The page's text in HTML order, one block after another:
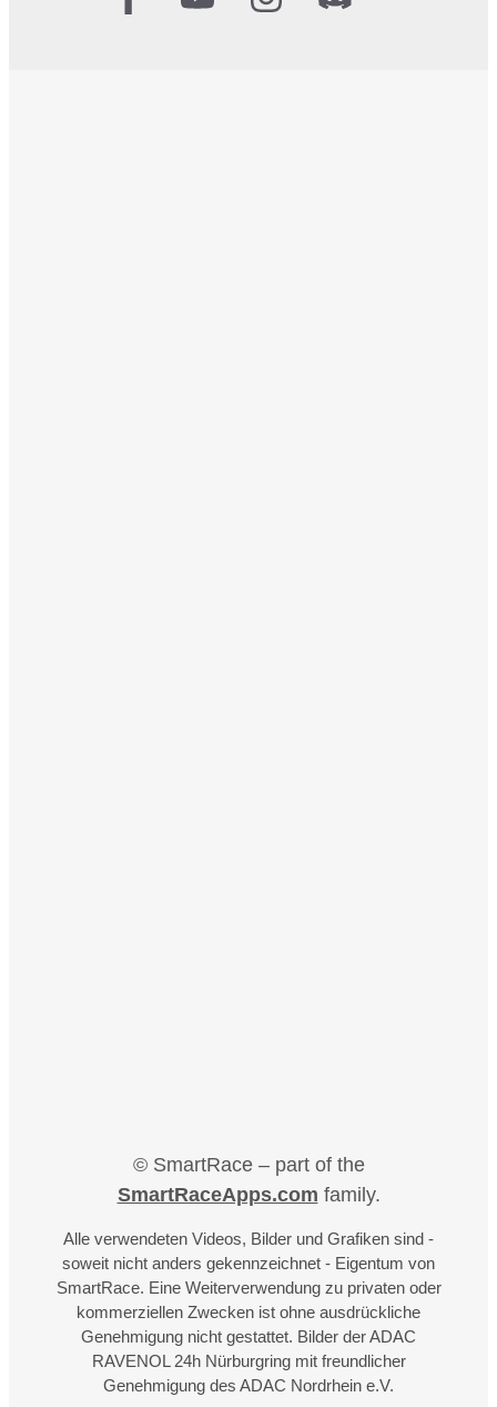
© SmartRace – part of the
SmartRaceApps.com family.
Alle verwendeten Videos, Bilder und Grafiken sind -
soweit nicht anders gekennzeichnet - Eigentum von
SmartRace. Eine Weiterverwendung zu privaten oder
kommerziellen Zwecken ist ohne ausdrückliche
Genehmigung nicht gestattet. Bilder der ADAC
RAVENOL 24h Nürburgring mit freundlicher
Genehmigung des ADAC Nordrhein e.V.